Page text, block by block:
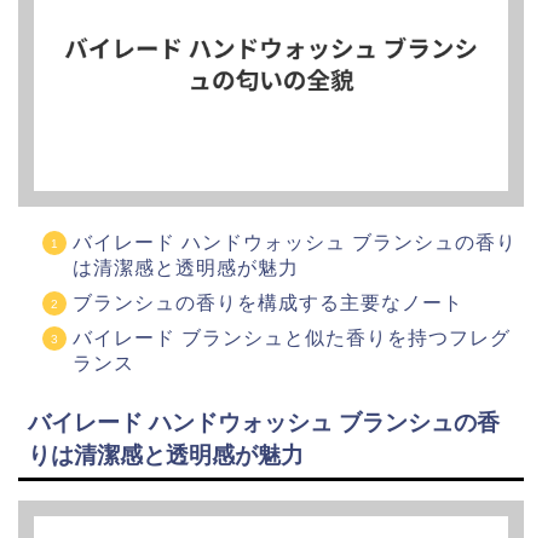
バイレード ハンドウォッシュ ブランシュの香り
は清潔感と透明感が魅力
ブランシュの香りを構成する主要なノート
バイレード ブランシュと似た香りを持つフレグ
ランス
バイレード ハンドウォッシュ ブランシュの香
りは清潔感と透明感が魅力